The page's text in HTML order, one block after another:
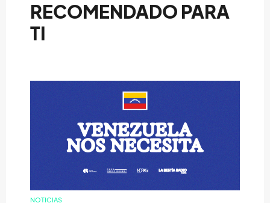
RECOMENDADO PARA
TI
NOTICIAS